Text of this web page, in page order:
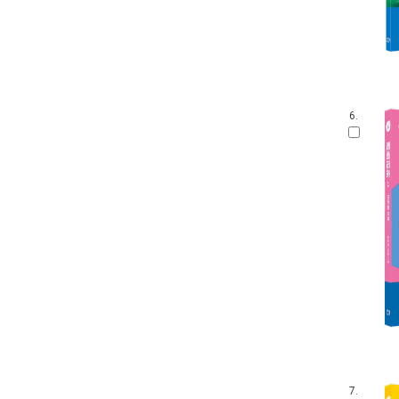
6.
7.